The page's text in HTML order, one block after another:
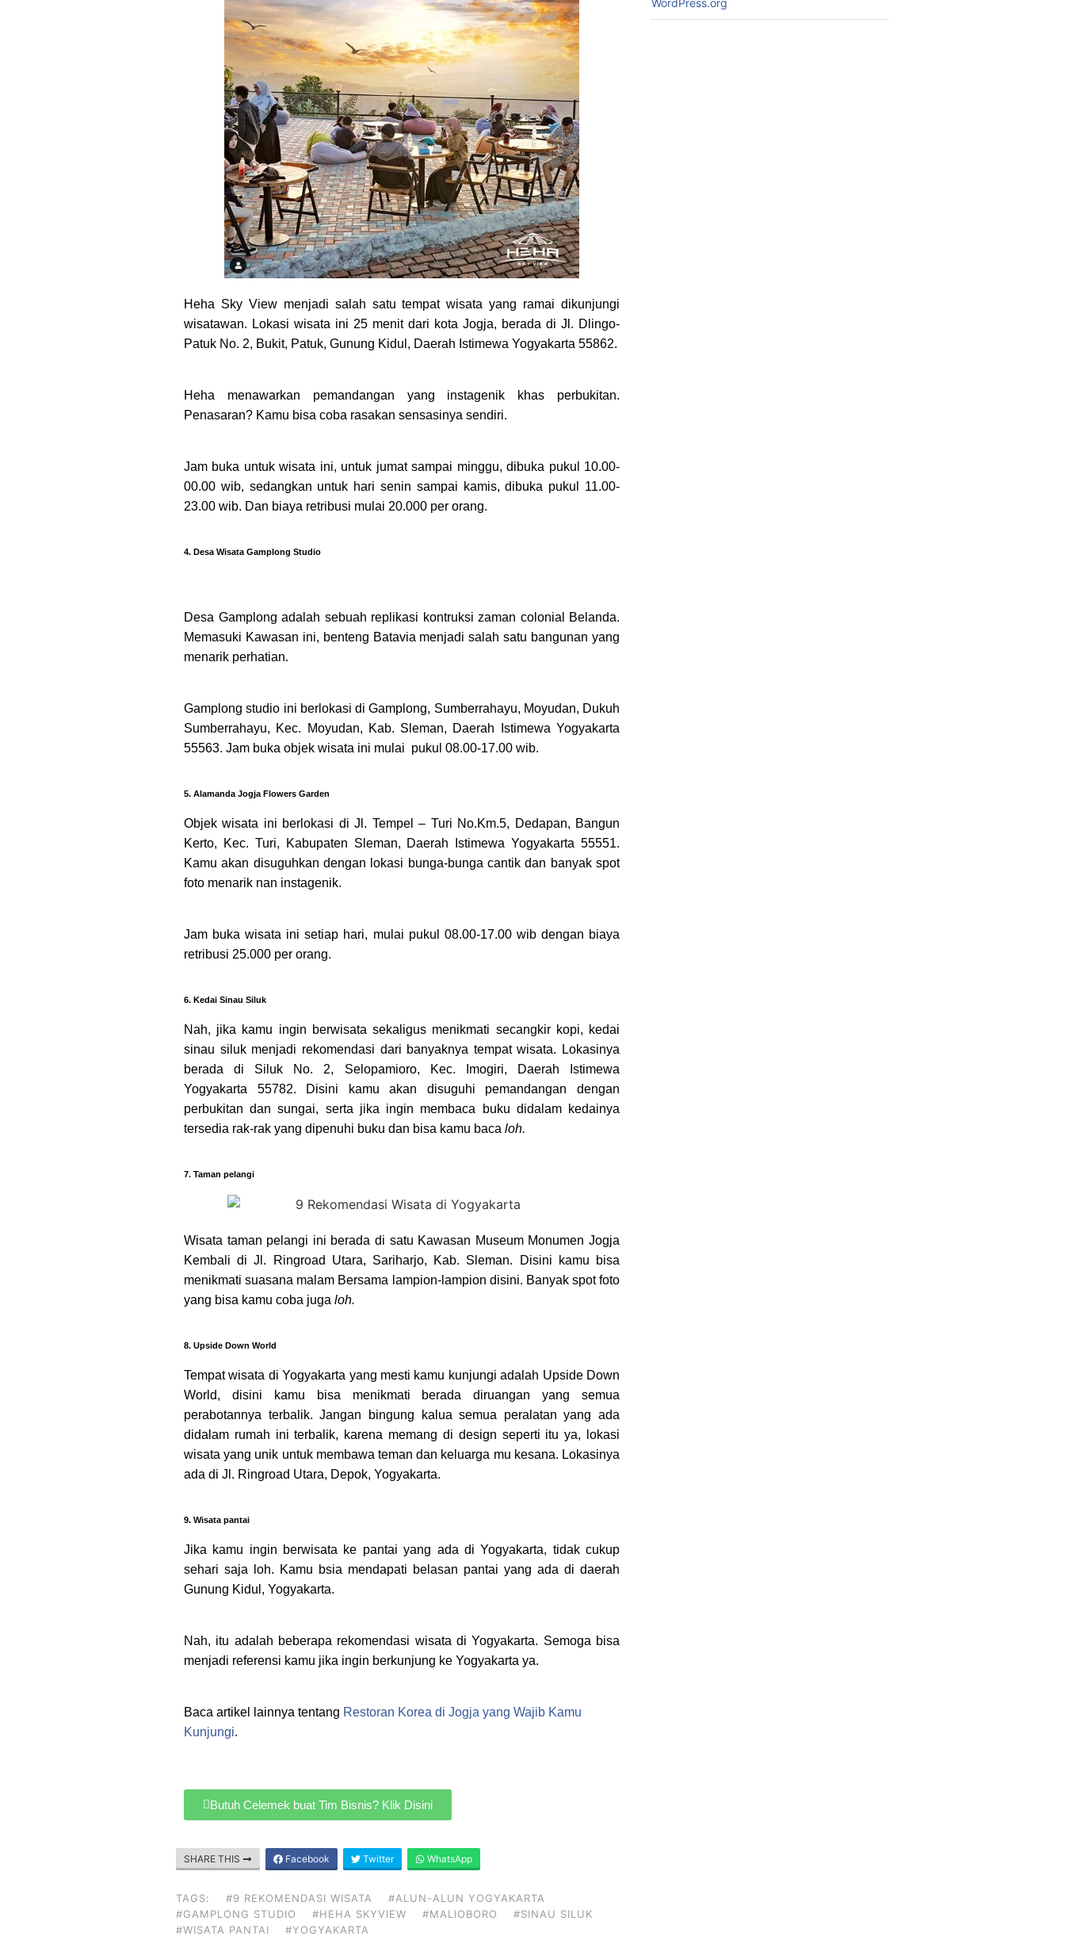
Heha Sky View menjadi salah satu tempat wisata yang ramai dikunjungi
wisatawan. Lokasi wisata ini 25 menit dari kota Jogja, berada di Jl. Dlingo-
Patuk No. 2, Bukit, Patuk, Gunung Kidul, Daerah Istimewa Yogyakarta 55862.
Heha menawarkan pemandangan yang instagenik khas perbukitan.
Penasaran? Kamu bisa coba rasakan sensasinya sendiri.
Jam buka untuk wisata ini, untuk jumat sampai minggu, dibuka pukul 10.00-
00.00 wib, sedangkan untuk hari senin sampai kamis, dibuka pukul 11.00-
23.00 wib. Dan biaya retribusi mulai 20.000 per orang.
4. Desa Wisata Gamplong Studio
Desa Gamplong adalah sebuah replikasi kontruksi zaman colonial Belanda.
Memasuki Kawasan ini, benteng Batavia menjadi salah satu bangunan yang
menarik perhatian.
Gamplong studio ini berlokasi di Gamplong, Sumberrahayu, Moyudan, Dukuh
Sumberrahayu, Kec. Moyudan, Kab. Sleman, Daerah Istimewa Yogyakarta
55563. Jam buka objek wisata ini mulai pukul 08.00-17.00 wib.
5. Alamanda Jogja Flowers Garden
Objek wisata ini berlokasi di Jl. Tempel – Turi No.Km.5, Dedapan, Bangun
Kerto, Kec. Turi, Kabupaten Sleman, Daerah Istimewa Yogyakarta 55551.
Kamu akan disuguhkan dengan lokasi bunga-bunga cantik dan banyak spot
foto menarik nan instagenik.
Jam buka wisata ini setiap hari, mulai pukul 08.00-17.00 wib dengan biaya
retribusi 25.000 per orang.
6. Kedai Sinau Siluk
Nah, jika kamu ingin berwisata sekaligus menikmati secangkir kopi, kedai
sinau siluk menjadi rekomendasi dari banyaknya tempat wisata. Lokasinya
berada di Siluk No. 2, Selopamioro, Kec. Imogiri, Daerah Istimewa
Yogyakarta 55782. Disini kamu akan disuguhi pemandangan dengan
perbukitan dan sungai, serta jika ingin membaca buku didalam kedainya
tersedia rak-rak yang dipenuhi buku dan bisa kamu baca loh.
7. Taman pelangi
Wisata taman pelangi ini berada di satu Kawasan Museum Monumen Jogja
Kembali di Jl. Ringroad Utara, Sariharjo, Kab. Sleman. Disini kamu bisa
menikmati suasana malam Bersama lampion-lampion disini. Banyak spot foto
yang bisa kamu coba juga loh.
8. Upside Down World
Tempat wisata di Yogyakarta yang mesti kamu kunjungi adalah Upside Down
World, disini kamu bisa menikmati berada diruangan yang semua
perabotannya terbalik. Jangan bingung kalua semua peralatan yang ada
didalam rumah ini terbalik, karena memang di design seperti itu ya, lokasi
wisata yang unik untuk membawa teman dan keluarga mu kesana. Lokasinya
ada di Jl. Ringroad Utara, Depok, Yogyakarta.
9. Wisata pantai
Jika kamu ingin berwisata ke pantai yang ada di Yogyakarta, tidak cukup
sehari saja loh. Kamu bsia mendapati belasan pantai yang ada di daerah
Gunung Kidul, Yogyakarta.
Nah, itu adalah beberapa rekomendasi wisata di Yogyakarta. Semoga bisa
menjadi referensi kamu jika ingin berkunjung ke Yogyakarta ya.
Baca artikel lainnya tentang Restoran Korea di Jogja yang Wajib Kamu
Kunjungi.
Butuh Celemek buat Tim Bisnis? Klik Disini
SHARE THIS Facebook Twitter WhatsApp
TAGS: #9 REKOMENDASI WISATA
#ALUN-ALUN YOGYAKARTA
#GAMPLONG STUDIO
#HEHA SKYVIEW #MALIOBORO
#SINAU SILUK
#WISATA PANTAI
#YOGYAKARTA
WordPress.org